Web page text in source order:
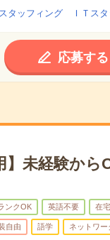
タッフィング ＩＴスタ
応募する
未経験から
ンクOK 英語不要 在
自由 語学 ネットワー